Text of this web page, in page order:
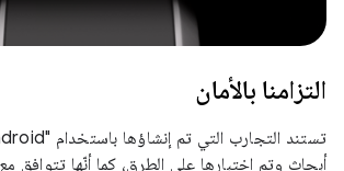
التزامنا بالأمان
أبحاث وتم اختبارها على الطرق، كما أنّها تتوافق